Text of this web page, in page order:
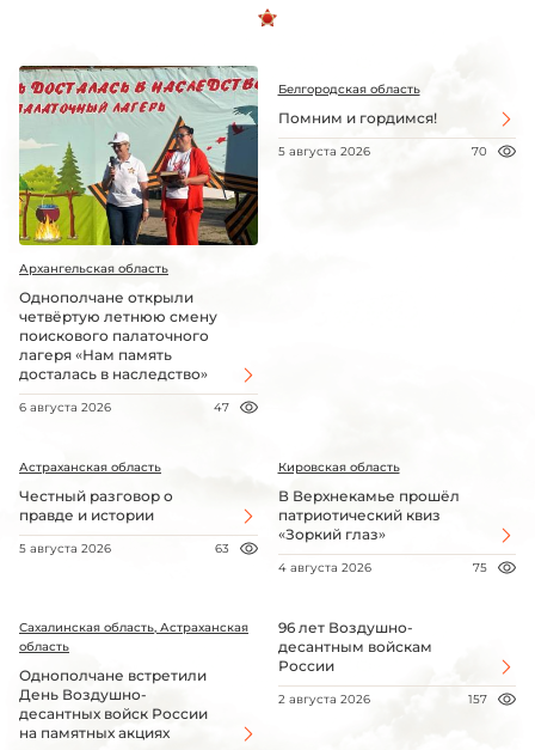
Архангельская область
Однополчане открыли
четвёртую летнюю смену
поискового палаточного
лагеря «Нам память
досталась в наследство»
6 августа 2026 47
Белгородская область
Помним и гордимся!
5 августа 2026 70
Астраханская область
Честный разговор о
правде и истории
5 августа 2026 63
Кировская область
В Верхнекамье прошёл
патриотический квиз
«Зоркий глаз»
4 августа 2026 75
Сахалинская область, Астраханская
область
Однополчане встретили
День Воздушно-
десантных войск России
на памятных акциях
96 лет Воздушно-
десантным войскам
России
2 августа 2026 157